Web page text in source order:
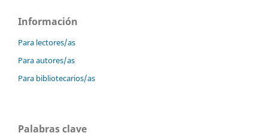
Información
Para lectores/as
Para autores/as
Para bibliotecarios/as
Palabras clave